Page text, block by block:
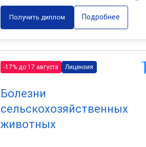
Получить диплом Подробнее
-17% до 17 августа Лицензия
Болезни
сельскохозяйственных
животных